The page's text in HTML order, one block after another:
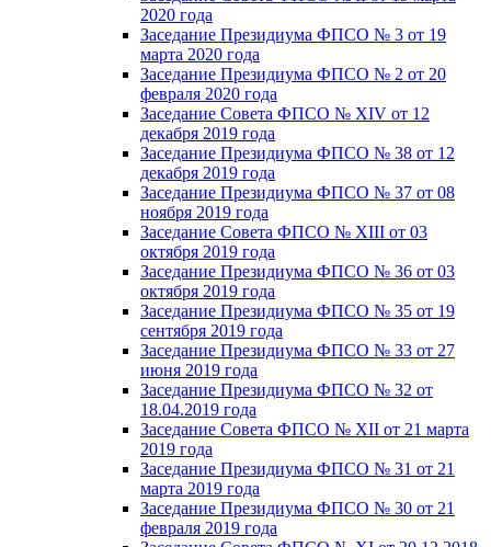
2020 года
Заседание Президиума ФПСО № 3 от 19
марта 2020 года
Заседание Президиума ФПСО № 2 от 20
февраля 2020 года
Заседание Совета ФПСО № XIV от 12
декабря 2019 года
Заседание Президиума ФПСО № 38 от 12
декабря 2019 года
Заседание Президиума ФПСО № 37 от 08
ноября 2019 года
Заседание Совета ФПСО № XIII от 03
октября 2019 года
Заседание Президиума ФПСО № 36 от 03
октября 2019 года
Заседание Президиума ФПСО № 35 от 19
сентября 2019 года
Заседание Президиума ФПСО № 33 от 27
июня 2019 года
Заседание Президиума ФПСО № 32 от
18.04.2019 года
Заседание Совета ФПСО № XII от 21 марта
2019 года
Заседание Президиума ФПСО № 31 от 21
марта 2019 года
Заседание Президиума ФПСО № 30 от 21
февраля 2019 года